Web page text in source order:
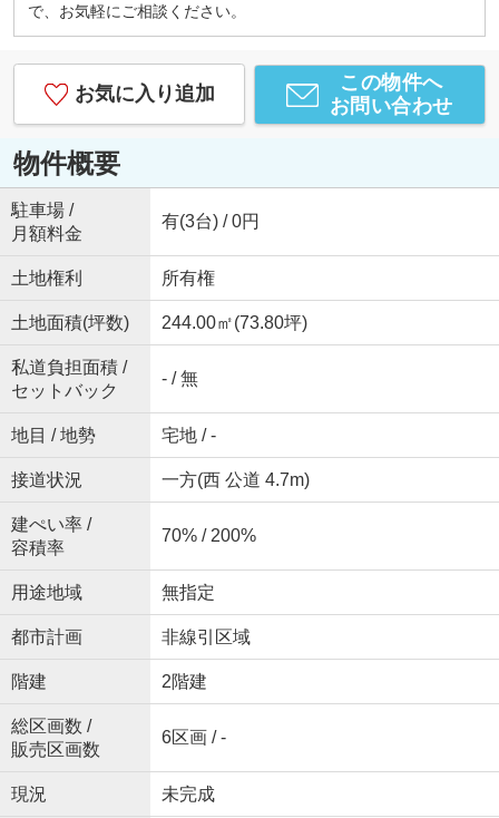
で、お気軽にご相談ください。
お気に入り追加
この物件へ
お問い合わせ
物件概要
駐車場 /
月額料金
有(3台) / 0円
土地権利 所有権
土地面積(坪数) 244.00㎡(73.80坪)
私道負担面積 /
セットバック
- / 無
地目 / 地勢 宅地 / -
接道状況 一方(西 公道 4.7m)
建ぺい率 /
容積率
70% / 200%
用途地域 無指定
都市計画 非線引区域
階建 2階建
総区画数 /
販売区画数
6区画 / -
現況 未完成